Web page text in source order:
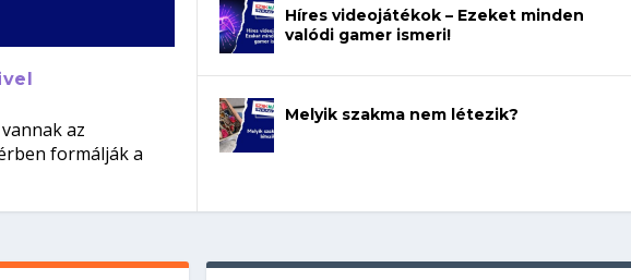
az
formálják a
Híres videojátékok – Ezeket minden
valódi gamer ismeri!
Melyik szakma nem létezik?